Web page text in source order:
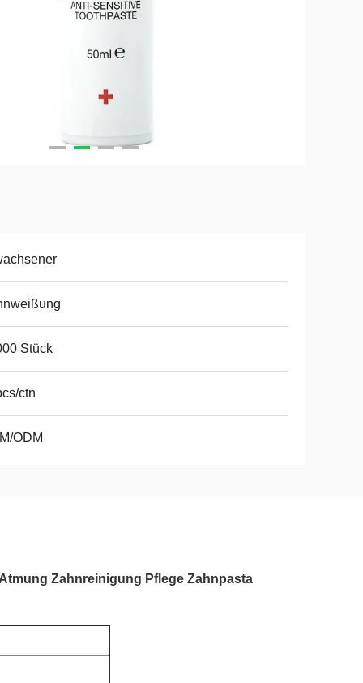
Stück
ctn
ODM
Zahnreinigung Pflege Zahnpasta